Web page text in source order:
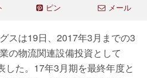
ピン メール
スは19日、2017年3月までの3
の物流関連設備投資として
した。17年3月期を最終年度と